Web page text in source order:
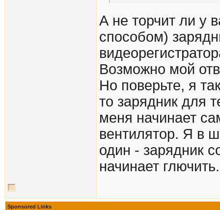
А не торчит ли у
способом)
Возможно мой
Но поверьте, я
то зарядник для
меня начинает
вентилятор. Я в
один - зарядник
начинает глючить.
Sponsored Links